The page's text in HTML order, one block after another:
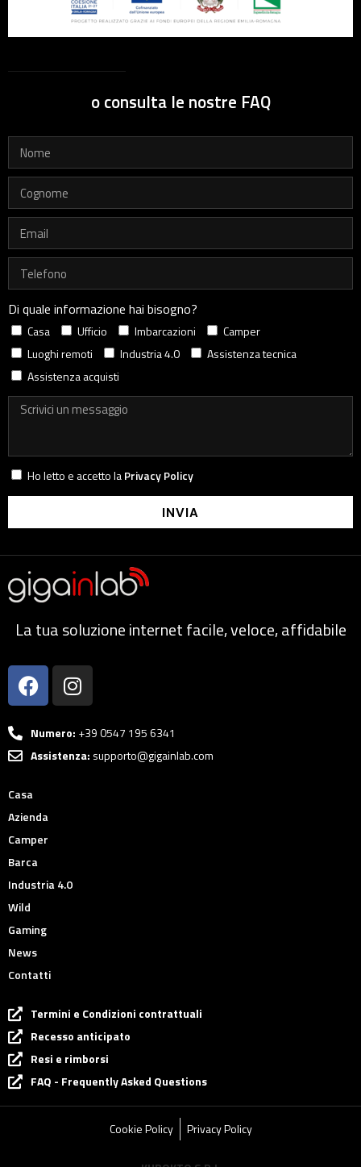
o consulta le nostre FAQ
Di quale informazione hai bisogno?
Casa Ufficio Imbarcazioni
Camper
Luoghi remoti
Industria 4.0
Assistenza tecnica
Assistenza acquisti
Ho letto e accetto laPrivacy Policy
INVIA
La tua soluzione internet facile, veloce, affidabile
Numero: +39 0547 195 6341
Assistenza: supporto@gigainlab.com
Casa
Azienda
Camper
Barca
Industria 4.0
Wild
Gaming
News
Contatti
Termini e Condizioni contrattuali
Recesso anticipato
Resi e rimborsi
FAQ - Frequently Asked Questions
Cookie Policy Privacy Policy